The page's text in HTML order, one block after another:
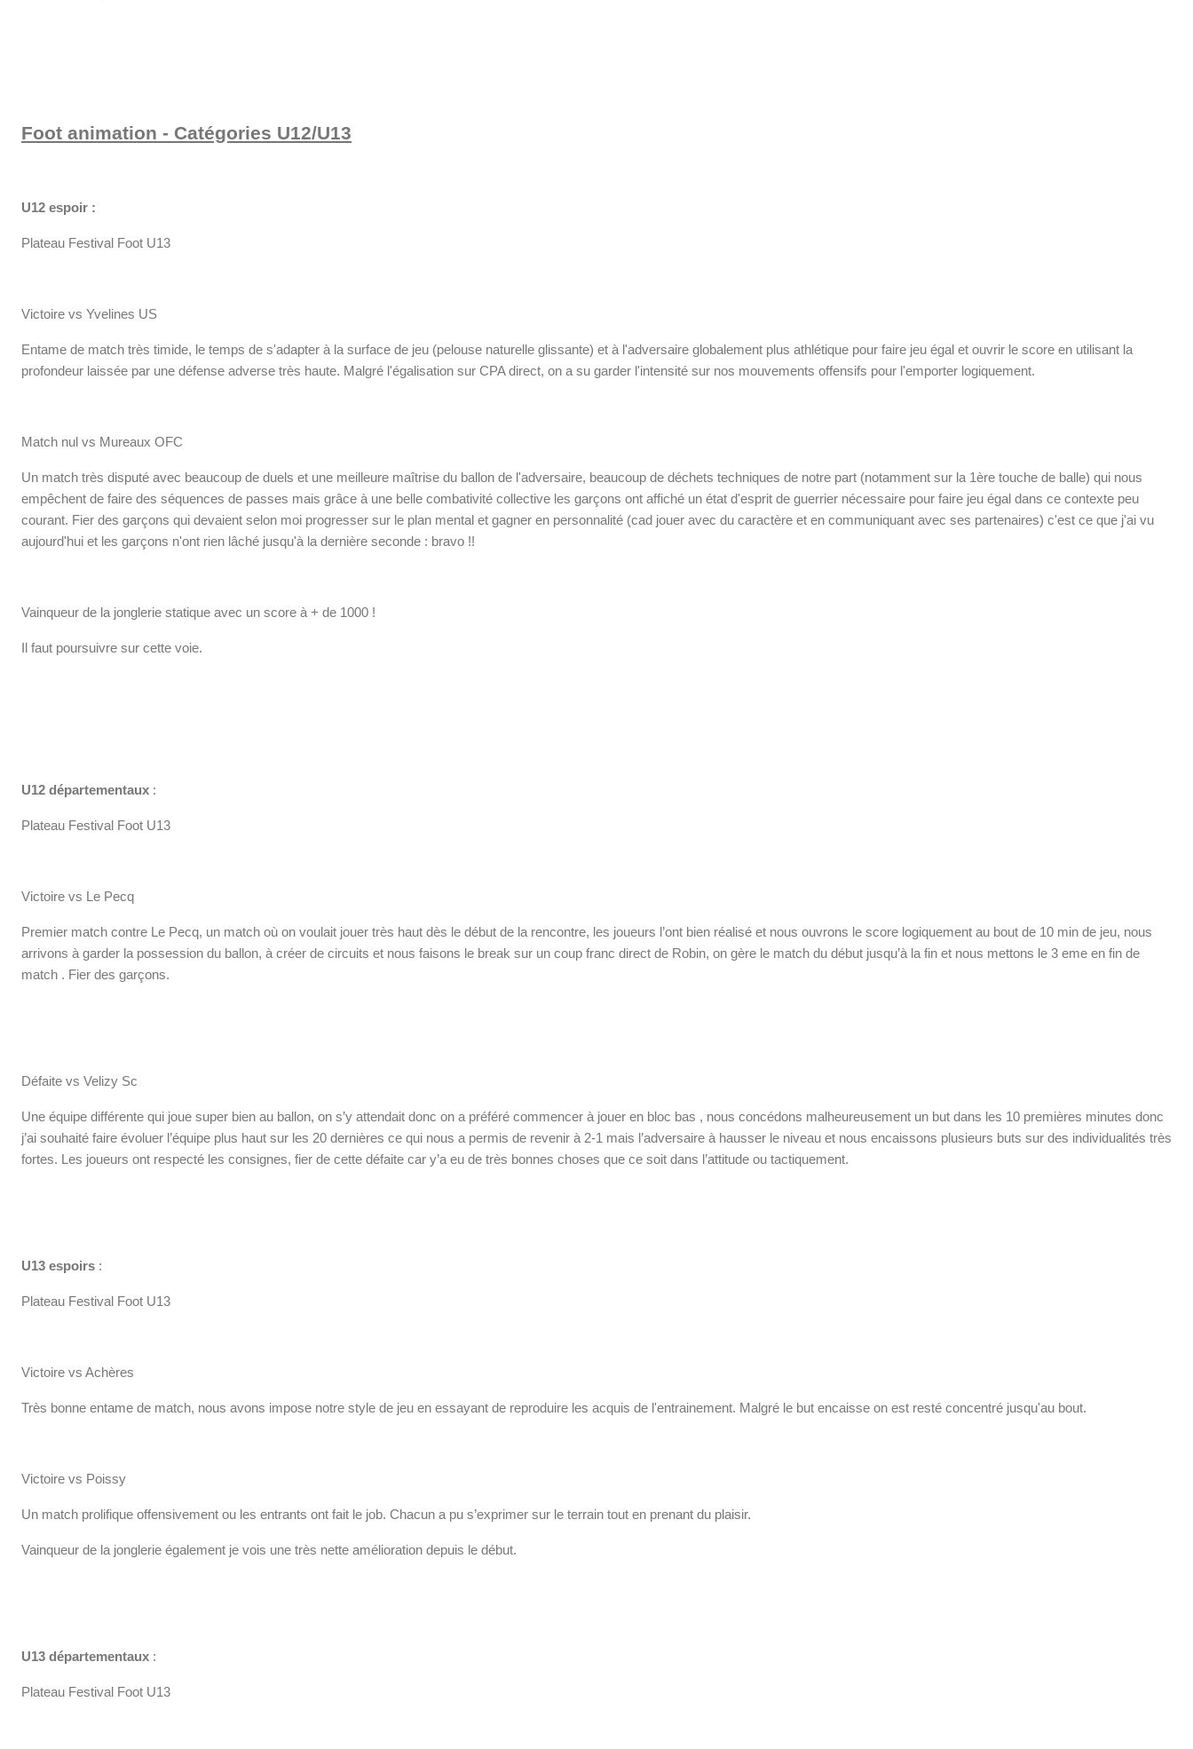
Foot animation - Catégories U12/U13
U12 espoir :
Plateau Festival Foot U13
Victoire vs Yvelines US
Entame de match très timide, le temps de s'adapter à la surface de jeu (pelouse naturelle glissante) et à l'adversaire globalement plus athlétique pour faire jeu égal et ouvrir le score en utilisant la
profondeur laissée par une défense adverse très haute. Malgré l'égalisation sur CPA direct, on a su garder l'intensité sur nos mouvements offensifs pour l'emporter logiquement.
Match nul vs Mureaux OFC
Un match très disputé avec beaucoup de duels et une meilleure maîtrise du ballon de l'adversaire, beaucoup de déchets techniques de notre part (notamment sur la 1ère touche de balle) qui nous
empêchent de faire des séquences de passes mais grâce à une belle combativité collective les garçons ont affiché un état d'esprit de guerrier nécessaire pour faire jeu égal dans ce contexte peu
courant. Fier des garçons qui devaient selon moi progresser sur le plan mental et gagner en personnalité (cad jouer avec du caractère et en communiquant avec ses partenaires) c'est ce que j'ai vu
aujourd'hui et les garçons n'ont rien lâché jusqu'à la dernière seconde : bravo !!
Vainqueur de la jonglerie statique avec un score à + de 1000 !
Il faut poursuivre sur cette voie.
U12 départementaux :
Plateau Festival Foot U13
Victoire vs Le Pecq
Premier match contre Le Pecq, un match où on voulait jouer très haut dès le début de la rencontre, les joueurs l’ont bien réalisé et nous ouvrons le score logiquement au bout de 10 min de jeu, nous
arrivons à garder la possession du ballon, à créer de circuits et nous faisons le break sur un coup franc direct de Robin, on gère le match du début jusqu’à la fin et nous mettons le 3 eme en fin de
match . Fier des garçons.
Défaite vs Velizy Sc
Une équipe différente qui joue super bien au ballon, on s’y attendait donc on a préféré commencer à jouer en bloc bas , nous concédons malheureusement un but dans les 10 premières minutes donc
j’ai souhaité faire évoluer l’équipe plus haut sur les 20 dernières ce qui nous a permis de revenir à 2-1 mais l’adversaire à hausser le niveau et nous encaissons plusieurs buts sur des individualités très
fortes. Les joueurs ont respecté les consignes, fier de cette défaite car y’a eu de très bonnes choses que ce soit dans l’attitude ou tactiquement.
U13 espoirs :
Plateau Festival Foot U13
Victoire vs Achères
Très bonne entame de match, nous avons impose notre style de jeu en essayant de reproduire les acquis de l'entrainement. Malgré le but encaisse on est resté concentré jusqu'au bout.
Victoire vs Poissy
Un match prolifique offensivement ou les entrants ont fait le job. Chacun a pu s’exprimer sur le terrain tout en prenant du plaisir.
Vainqueur de la jonglerie également je vois une très nette amélioration depuis le début.
U13 départementaux :
Plateau Festival Foot U13